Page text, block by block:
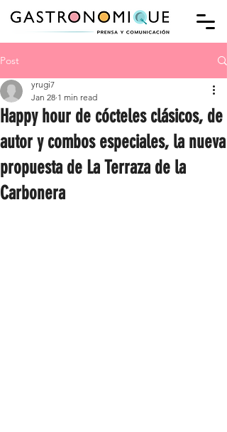
Post
Happy hour de cócteles clásicos, de
autor y combos especiales, la nueva
propuesta de La Terraza de la
Carbonera
yrugi7
Jan 28 1 min read